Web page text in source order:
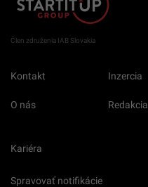
Člen združenia IAB Slovakia
Kontakt Inzercia
O nás Redakcia
Kariéra
Spravovať notifikácie